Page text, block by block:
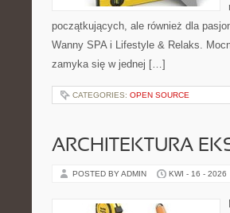
początkujących, ale również dla
Wanny SPA i Lifestyle & Relaks.
zamyka się w jednej […]
CATEGORIES: OPEN SOURCE
ARCHITEKTURA
POSTED BY ADMIN KWI - 16 - 2026